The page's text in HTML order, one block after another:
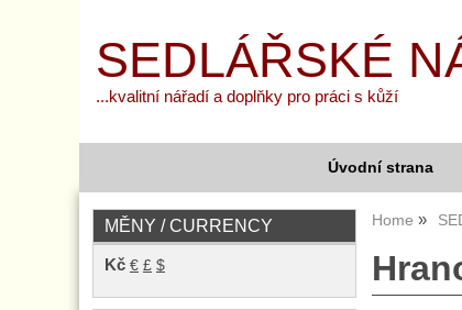
SEDLÁŘSKÉ
...kvalitní nářadí a doplňky pro práci s kůží
Úvodní strana
Home
MĚNY / CURRENCY
Kč € £ $